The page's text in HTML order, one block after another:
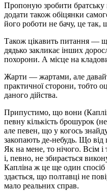
Пропоную зробити братську
додати також обіцянки
його роботи не бачу, це
Також цікавить питання —
дядько закликає інших
похорони. А місце на
Жарти — жартами, але
практичної сторони, тобто
даного дійства.
Припустимо, що вони
певну кількість брошурок
але певен, що у когось
закопають де-небудь. Що від
Як на мене, то нічого. Всім
і, певно, не збирається
Капліна ж це ще один спосіб
здається, що полтавці не
мало реальних справ.